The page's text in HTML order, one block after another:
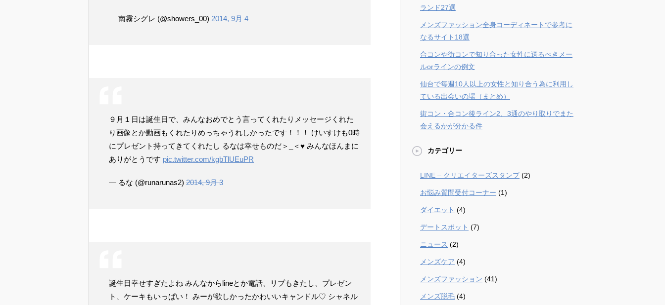
— 南霧シグレ (@showers_00) 2014, 9月 4
９月１日は誕生日で、みんなおめでとう言ってくれたりメッセージくれた
り画像とか動画もくれたりめっちゃうれしかったです！！！ けいすけも0時
にプレゼント持ってきてくれたし るなは幸せものだ＞_＜♥︎ みんなほんまに
ありがとうです pic.twitter.com/kgbTlUEuPR
— るな (@runarunas2) 2014, 9月 3
誕生日幸せすぎたよね みんなからlineとか電話、リプもきたし、プレゼン
ト、ケーキもいっぱい！ みーが欲しかったかわいいキャンドル♡ シャネル
ランド27選
メンズファッション全身コーディネートで参考に
なるサイト18選
合コンや街コンで知り合った女性に送るべきメー
ルorラインの例文
仙台で毎週10人以上の女性と知り合う為に利用し
ている出会いの場（まとめ）
街コン・合コン後ライン2、3通のやり取りでまた
会えるかが分かる件
カテゴリー
LINE – クリエイターズスタンプ(2)
お悩み質問受付コーナー (1)
ダイエット (4)
デートスポット (7)
ニュース (2)
メンズケア (4)
メンズファッション (41)
メンズ脱毛 (4)